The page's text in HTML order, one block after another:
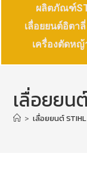
ผลิตภัณฑ์
เลื่อยยนต์อิตา
เครื่องตัดหญ้
เลื่อยยน
> เลื่อยยนต์